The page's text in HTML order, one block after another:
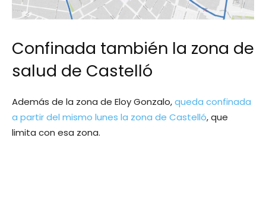
Confinada también la zona de
salud de Castelló
Además de la zona de Eloy Gonzalo,queda confinada
a partir del mismo lunes la zona de Castelló, que
limita con esa zona.